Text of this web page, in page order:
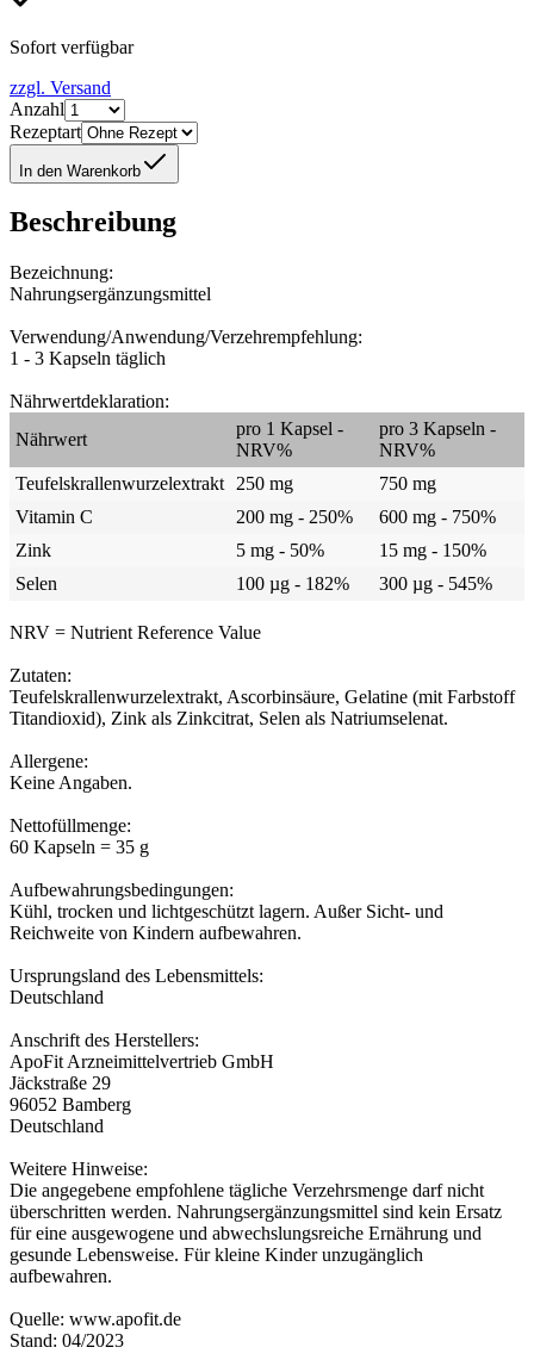
Sofort verfügbar
zzgl. Versand
Anzahl
Rezeptart
In den Warenkorb
Beschreibung
Bezeichnung:
Nahrungsergänzungsmittel
Verwendung/Anwendung/Verzehrempfehlung:
1 - 3 Kapseln täglich
Nährwertdeklaration:
Nährwert
pro 1 Kapsel -
NRV%
pro 3 Kapseln -
NRV%
Teufelskrallenwurzelextrakt
250 mg
750 mg
Vitamin C
200 mg - 250%
600 mg - 750%
Zink
5 mg - 50%
15 mg - 150%
Selen
100 µg - 182% 300 µg - 545%
NRV = Nutrient Reference Value
Zutaten:
Teufelskrallenwurzelextrakt, Ascorbinsäure, Gelatine (mit Farbstoff
Titandioxid), Zink als Zinkcitrat, Selen als Natriumselenat.
Allergene:
Keine Angaben.
Nettofüllmenge:
60 Kapseln = 35 g
Aufbewahrungsbedingungen:
Kühl, trocken und lichtgeschützt lagern. Außer Sicht- und
Reichweite von Kindern aufbewahren.
Ursprungsland des Lebensmittels:
Deutschland
Anschrift des Herstellers:
ApoFit Arzneimittelvertrieb GmbH
Jäckstraße 29
96052 Bamberg
Deutschland
Weitere Hinweise:
Die angegebene empfohlene tägliche Verzehrsmenge darf nicht
überschritten werden. Nahrungsergänzungsmittel sind kein Ersatz
für eine ausgewogene und abwechslungsreiche Ernährung und
gesunde Lebensweise. Für kleine Kinder unzugänglich
aufbewahren.
Quelle: www.apofit.de
Stand: 04/2023